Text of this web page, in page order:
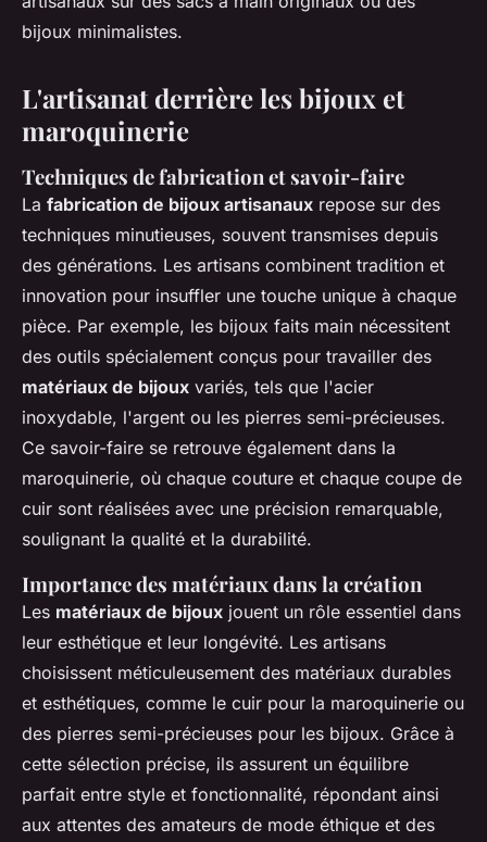
bijoux minimalistes.
L'artisanat derrière les bijoux et
maroquinerie
Techniques de fabrication et savoir-faire
La fabrication de bijoux artisanaux repose sur des
techniques minutieuses, souvent transmises depuis
des générations. Les artisans combinent tradition et
innovation pour insuffler une touche unique à chaque
pièce. Par exemple, les bijoux faits main nécessitent
des outils spécialement conçus pour travailler des
matériaux de bijoux variés, tels que l'acier
inoxydable, l'argent ou les pierres semi-précieuses.
Ce savoir-faire se retrouve également dans la
maroquinerie, où chaque couture et chaque coupe de
cuir sont réalisées avec une précision remarquable,
soulignant la qualité et la durabilité.
Importance des matériaux dans la création
Les matériaux de bijoux jouent un rôle essentiel dans
leur esthétique et leur longévité. Les artisans
choisissent méticuleusement des matériaux durables
et esthétiques, comme le cuir pour la maroquinerie ou
des pierres semi-précieuses pour les bijoux. Grâce à
cette sélection précise, ils assurent un équilibre
parfait entre style et fonctionnalité, répondant ainsi
aux attentes des amateurs de mode éthique et des